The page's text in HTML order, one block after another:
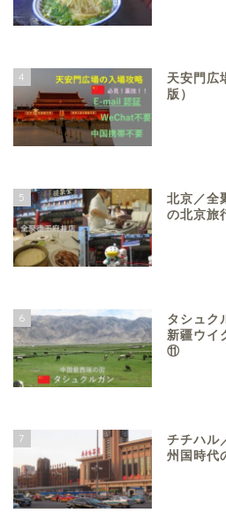
4
天安門広
版）
5
北京／全
の北京旅
6
タシュク
新疆ウイ
⑪
7
チチハル
州国時代